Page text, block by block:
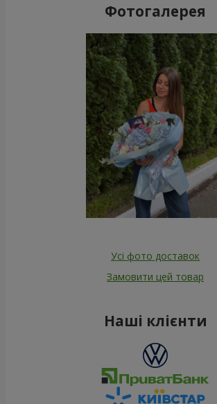
Фотогалерея
Усі фото доставок
Замовити цей товар
Наші клієнти